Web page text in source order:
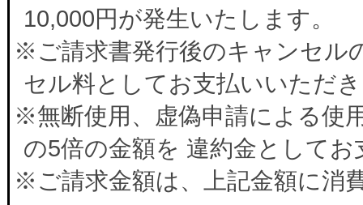
10,000円が発生いたします。
※ご請求書発行後のキャンセル
セル料としてお支払いいただ
※無断使用、虚偽申請による使
の5倍の金額を 違約金として
※ご請求金額は、上記金額に消